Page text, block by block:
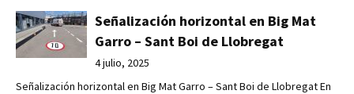
Señalización horizontal en Big Mat
Garro – Sant Boi de Llobregat
4 julio, 2025
Señalización horizontal en Big Mat Garro – Sant Boi de Llobregat En